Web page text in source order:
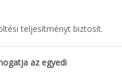
teljesítményt biztosít.
az egyedi